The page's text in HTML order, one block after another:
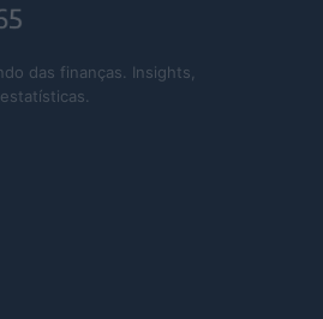
das finanças. Insights,